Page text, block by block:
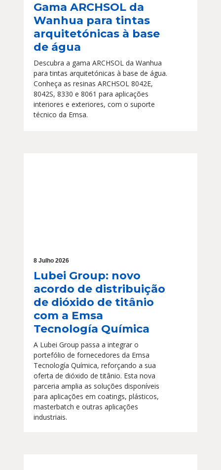
Gama ARCHSOL da
Wanhua para tintas
arquitetónicas à base
de água
Descubra a gama ARCHSOL da Wanhua
para tintas arquitetónicas à base de água.
Conheça as resinas ARCHSOL 8042E,
8042S, 8330 e 8061 para aplicações
interiores e exteriores, com o suporte
técnico da Emsa.
8 Julho 2026
Lubei Group: novo
acordo de distribuição
de dióxido de titânio
com a Emsa
Tecnología Química
A Lubei Group passa a integrar o
portefólio de fornecedores da Emsa
Tecnología Química, reforçando a sua
oferta de dióxido de titânio. Esta nova
parceria amplia as soluções disponíveis
para aplicações em coatings, plásticos,
masterbatch e outras aplicações
industriais.